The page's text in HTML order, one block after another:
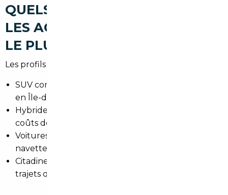
QUELS TYPES DE VOITURES
LES ACHETEURS RECHERCHENT
LE PLUS À SÈVRES
Les profils varient :
SUV compacts pour les familles et la polyvalence
en Île-de-France.
Hybrides et petites électriques pour réduire les
coûts de carburant en ville.
Voitures premium (Allemande) pour les
navetteurs souhaitant confort et sécurité.
Citadines économiques pour stationnement et
trajets quotidiens dans la vallée de la Seine.